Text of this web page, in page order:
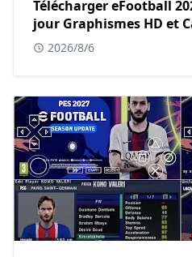
Télécharger eFootball
jour Graphismes HD et
2026/8/6